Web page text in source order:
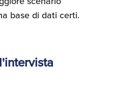
base di dati certi.